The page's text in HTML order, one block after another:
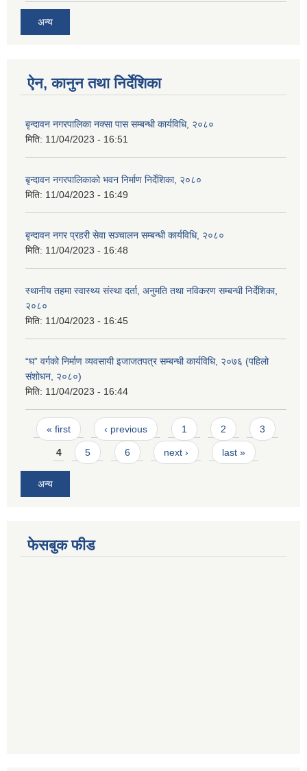
अन्य
ऐन, कानुन तथा निर्देशिका
बृन्दावन नगरपालिका नक्सा पास सम्बन्धी कार्यविधि, २०८०
मिति: 11/04/2023 - 16:51
बृन्दावन नगरपालिकाको भवन निर्माण निर्देशिका, २०८०
मिति: 11/04/2023 - 16:49
बृन्दावन नगर प्रहरी सेवा सञ्चालन सम्बन्धी कार्यविधि, २०८०
मिति: 11/04/2023 - 16:48
स्थानीय तहमा स्वास्थ्य संस्था दर्ता, अनुमति तथा नविकरण सम्बन्धी निर्देशिका,
२०८०
मिति: 11/04/2023 - 16:45
“घ” वर्गको निर्माण व्यवसायी इजाजतपत्र सम्बन्धी कार्यविधि, २०७६ (पहिलो
संशोधन, २०८०)
मिति: 11/04/2023 - 16:44
Pages
« first ‹ previous 1 2 3
4 5 6 next › last »
अन्य
फेसबुक फीड